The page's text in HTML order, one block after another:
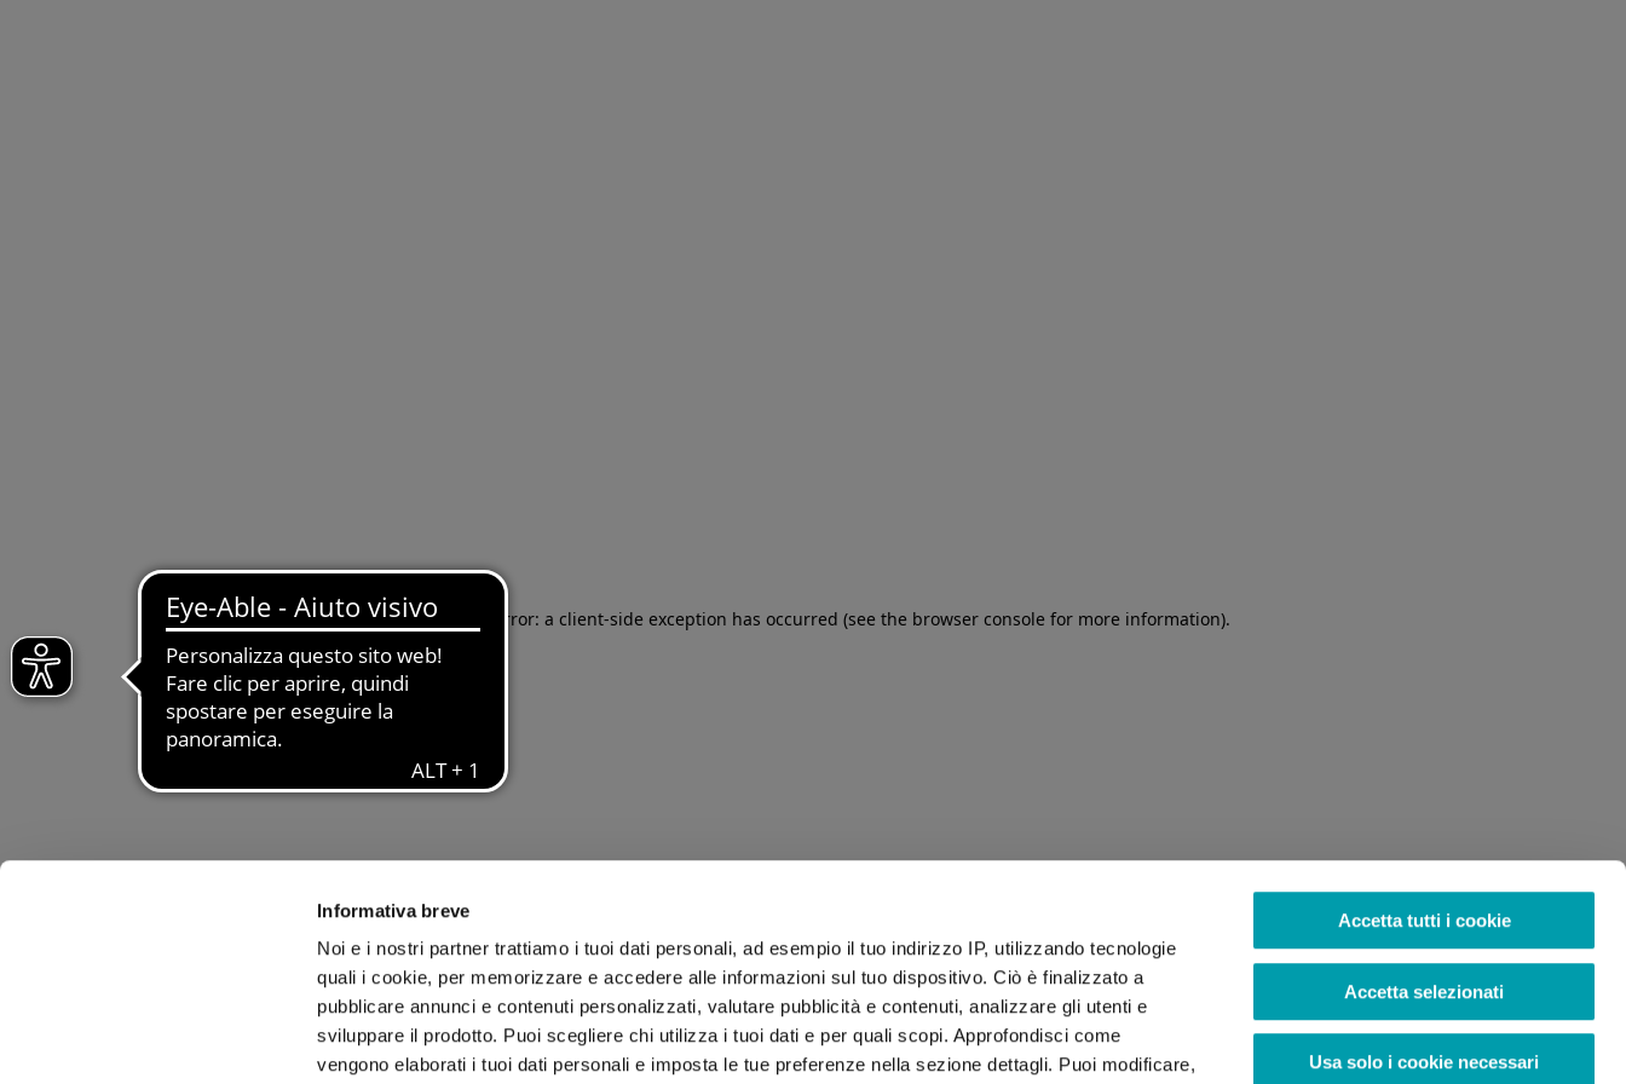
Informativa breve
Noi e i nostri partner trattiamo i tuoi dati personali, ad esempio il tuo indirizzo IP, utilizzando tecnologie
quali i cookie, per memorizzare e accedere alle informazioni sul tuo dispositivo. Ciò è finalizzato a
pubblicare annunci e contenuti personalizzati, valutare pubblicità e contenuti, analizzare gli utenti e
sviluppare il prodotto. Puoi scegliere chi utilizza i tuoi dati e per quali scopi. Approfondisci come
vengono elaborati i tuoi dati personali e imposta le tue preferenze nella sezione dettagli. Puoi modificare,
Accetta tutti i cookie
Accetta selezionati
Usa solo i cookie necessari
Application error: a client-side exception has occurred (see the browser console for more information).